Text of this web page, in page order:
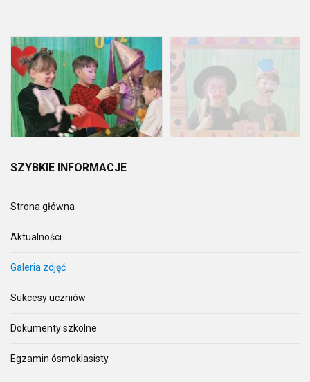
SZYBKIE INFORMACJE
Strona główna
Aktualności
Galeria zdjęć
Sukcesy uczniów
Dokumenty szkolne
Egzamin ósmoklasisty